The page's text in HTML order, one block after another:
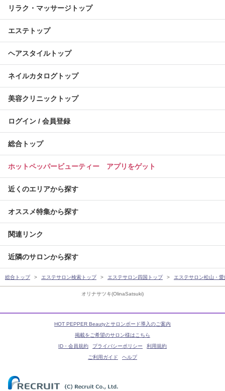
オリナサツキ(OlinaSatsuki)
リラク・マッサージトップ
エステトップ
ヘアスタイルトップ
ネイルカタログトップ
美容クリニックトップ
ログイン / 会員登録
総合トップ
ホットペッパービューティー アプリをゲット
近くのエリアから探す
オススメ特集から探す
関連リンク
近隣のサロンから探す
総合トップ エステサロン検索トップ エステサロン四国トップ エステサロン松山・
HOT PEPPER Beautyとサロンボード導入のご案内
掲載をご希望のサロン様はこちら
ID・会員規約
プライバシーポリシー
利用規約
ご利用ガイド
ヘルプ